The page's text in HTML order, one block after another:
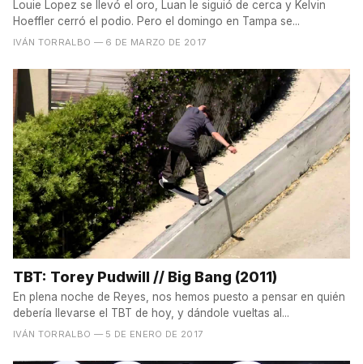
Louie Lopez se llevó el oro, Luan le siguió de cerca y Kelvin
Hoeffler cerró el podio. Pero el domingo en Tampa se...
IVÁN TORRALBO — 6 DE MARZO DE 2017
TBT: Torey Pudwill // Big Bang (2011)
En plena noche de Reyes, nos hemos puesto a pensar en quién
debería llevarse el TBT de hoy, y dándole vueltas al...
IVÁN TORRALBO — 5 DE ENERO DE 2017